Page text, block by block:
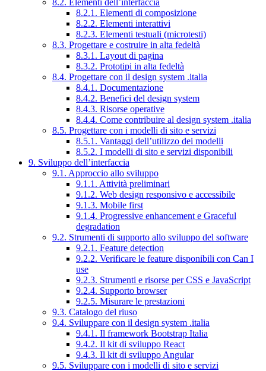
8.2. Elementi dell’interfaccia
8.2.1. Elementi di composizione
8.2.2. Elementi interattivi
8.2.3. Elementi testuali (microtesti)
8.3. Progettare e costruire in alta fedeltà
8.3.1. Layout di pagina
8.3.2. Prototipi in alta fedeltà
8.4. Progettare con il design system .italia
8.4.1. Documentazione
8.4.2. Benefici del design system
8.4.3. Risorse operative
8.4.4. Come contribuire al design system .italia
8.5. Progettare con i modelli di sito e servizi
8.5.1. Vantaggi dell’utilizzo dei modelli
8.5.2. I modelli di sito e servizi disponibili
9. Sviluppo dell’interfaccia
9.1. Approccio allo sviluppo
9.1.1. Attività preliminari
9.1.2. Web design responsivo e accessibile
9.1.3. Mobile first
9.1.4. Progressive enhancement e Graceful
degradation
9.2. Strumenti di supporto allo sviluppo del software
9.2.1. Feature detection
9.2.2. Verificare le feature disponibili con Can I
use
9.2.3. Strumenti e risorse per CSS e JavaScript
9.2.4. Supporto browser
9.2.5. Misurare le prestazioni
9.3. Catalogo del riuso
9.4. Sviluppare con il design system .italia
9.4.1. Il framework Bootstrap Italia
9.4.2. Il kit di sviluppo React
9.4.3. Il kit di sviluppo Angular
9.5. Sviluppare con i modelli di sito e servizi